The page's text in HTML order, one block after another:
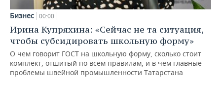
Бизнес 00:00
Ирина Купряхина: «Сейчас не та ситуация,
чтобы субсидировать школьную форму»
О чем говорит ГОСТ на школьную форму, сколько стоит
комплект, отшитый по всем правилам, и в чем главные
проблемы швейной промышленности Татарстана